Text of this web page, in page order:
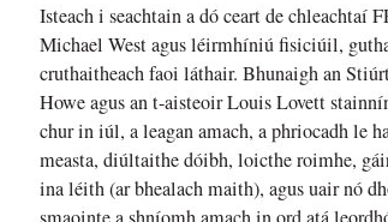
Isteach i seachtain a dó ceart de
Michael West agus léirmhíniú fisiciúil, gutha
cruthaitheach faoi láthair. Bhunaigh an
Howe agus an t-aisteoir Louis Lovett
chur in iúl, a leagan amach, a phriocadh le
measta, diúltaithe dóibh, loicthe roimhe,
ina léith (ar bhealach maith), agus uair nó